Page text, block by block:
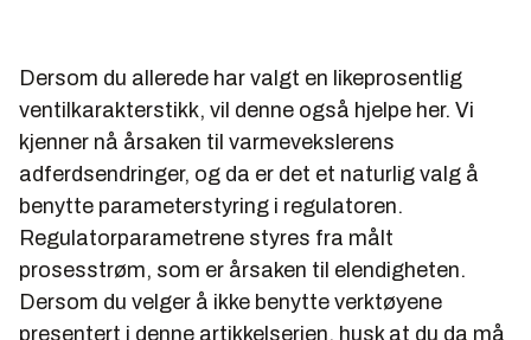
Dersom du allerede har valgt en likeprosentlig
ventilkarakterstikk, vil denne også hjelpe her. Vi
kjenner nå årsaken til varmevekslerens
adferdsendringer, og da er det et naturlig valg å
benytte parameterstyring i regulatoren.
Regulatorparametrene styres fra målt
prosesstrøm, som er årsaken til elendigheten.
Dersom du velger å ikke benytte verktøyene
presentert i denne artikkelserien, husk at du da må